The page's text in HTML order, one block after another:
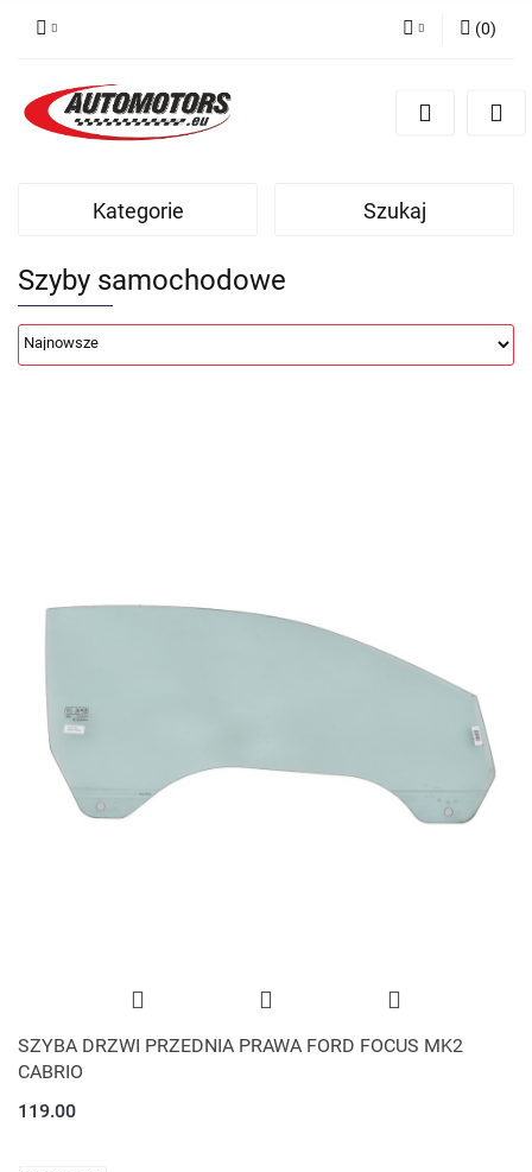
Zarejestruj się
(0)
Kategorie Szukaj
Szyby samochodowe
SZYBA DRZWI PRZEDNIA PRAWA FORD FOCUS MK2
CABRIO
119.00